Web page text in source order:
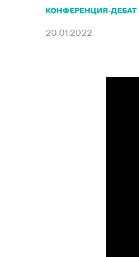
КОНФЕРЕНЦИЯ-ДЕБАТ
20.01.2022